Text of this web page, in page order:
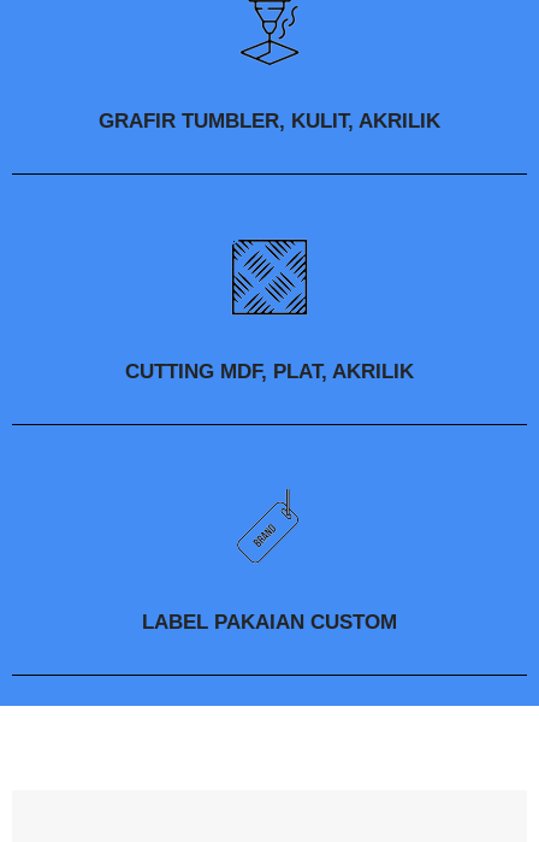
GRAFIR TUMBLER, KULIT, AKRILIK
CUTTING MDF, PLAT, AKRILIK
LABEL PAKAIAN CUSTOM